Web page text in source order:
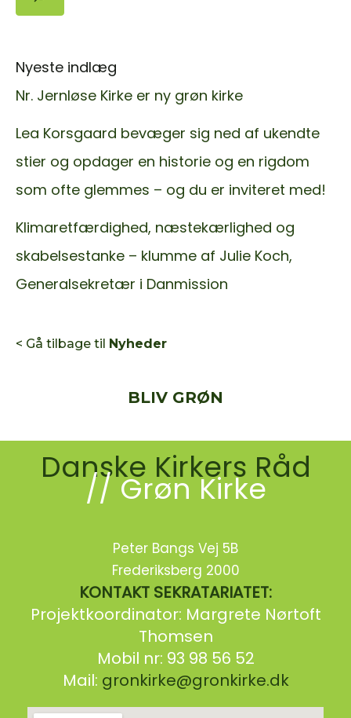
Nyeste indlæg
Nr. Jernløse Kirke er ny grøn kirke
Lea Korsgaard bevæger sig ned af ukendte
stier og opdager en historie og en rigdom
som ofte glemmes – og du er inviteret med!
Klimaretfærdighed, næstekærlighed og
skabelsestanke – klumme af Julie Koch,
Generalsekretær i Danmission
< Gå tilbage til Nyheder
BLIV GRØN
Danske Kirkers Råd
// Grøn Kirke
Peter Bangs Vej 5B
Frederiksberg 2000
KONTAKT SEKRATARIATET:
Projektkoordinator: Margrete Nørtoft
Thomsen
Mobil nr: 93 98 56 52
Mail: gronkirke@gronkirke.dk